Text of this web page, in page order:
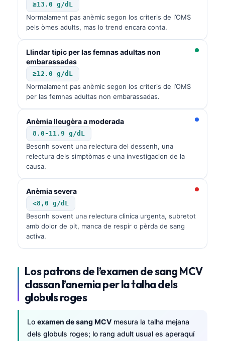
≥13.0 g/dL
Normalament pas anèmic segon los criteris de l’OMS
pels òmes adults, mas lo trend encara conta.
Llindar tipic per las femnas adultas non
embarassadas
≥12.0 g/dL
Normalament pas anèmic segon los criteris de l’OMS
per las femnas adultas non embarassadas.
Anèmia lleugèra a moderada
8.0-11.9 g/dL
Besonh sovent una relectura del dessenh, una
relectura dels simptòmas e una investigacion de la
causa.
Anèmia severa
<8,0 g/dL
Besonh sovent una relectura clinica urgenta, subretot
amb dolor de pit, manca de respir o pèrda de sang
activa.
Los patrons de l’examen de sang MCV
classan l’anemia per la talha dels
globuls roges
Lo examen de sang MCV mesura la talha mejana
dels globuls roges; lo rang adult usual es aperaquí